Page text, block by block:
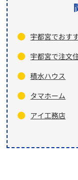
宇都宮でおす
宇都宮で注文
積水ハウス
タマホーム
アイ工務店